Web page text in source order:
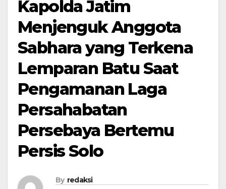
Kapolda Jatim
Menjenguk Anggota
Sabhara yang Terkena
Lemparan Batu Saat
Pengamanan Laga
Persahabatan
Persebaya Bertemu
Persis Solo
By redaksi